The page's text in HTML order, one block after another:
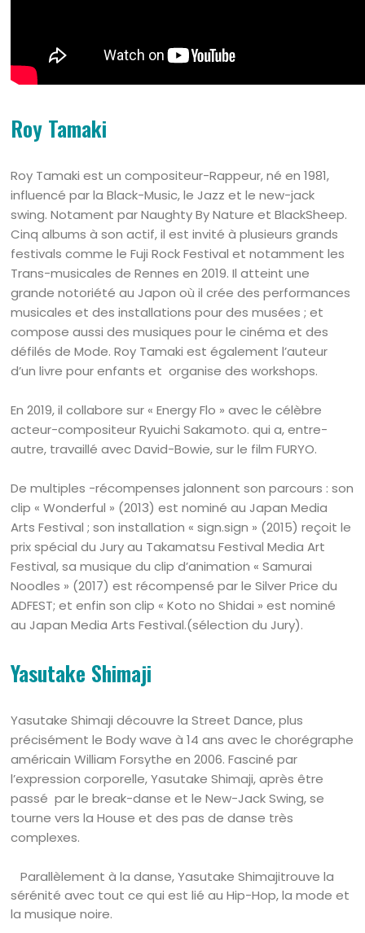
Roy Tamaki
Roy Tamaki est un compositeur-Rappeur, né en 1981,
influencé par la Black-Music, le Jazz et le new-jack
swing. Notament par Naughty By Nature et BlackSheep.
Cinq albums à son actif, il est invité à plusieurs grands
festivals comme le Fuji Rock Festival et notamment les
Trans-musicales de Rennes en 2019. Il atteint une
grande notoriété au Japon où il crée des performances
musicales et des installations pour des musées ; et
compose aussi des musiques pour le cinéma et des
défilés de Mode. Roy Tamaki est également l’auteur
d’un livre pour enfants et organise des workshops.
En 2019, il collabore sur « Energy Flo » avec le célèbre
acteur-compositeur Ryuichi Sakamoto. qui a, entre-
autre, travaillé avec David-Bowie, sur le film FURYO.
De multiples -récompenses jalonnent son parcours : son
clip « Wonderful » (2013) est nominé au Japan Media
Arts Festival ; son installation « sign.sign » (2015) reçoit le
prix spécial du Jury au Takamatsu Festival Media Art
Festival, sa musique du clip d’animation « Samurai
Noodles » (2017) est récompensé par le Silver Price du
ADFEST; et enfin son clip « Koto no Shidai » est nominé
au Japan Media Arts Festival.(sélection du Jury).
Yasutake Shimaji
Yasutake Shimaji découvre la Street Dance, plus
précisément le Body wave à 14 ans avec le chorégraphe
américain William Forsythe en 2006. Fasciné par
l’expression corporelle, Yasutake Shimaji, après être
passé par le break-danse et le New-Jack Swing, se
tourne vers la House et des pas de danse très
complexes.
Parallèlement à la danse, Yasutake Shimajitrouve la
sérénité avec tout ce qui est lié au Hip-Hop, la mode et
la musique noire.